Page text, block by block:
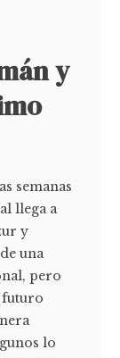
y
semanas
llega a
y
una
pero
futuro
lo